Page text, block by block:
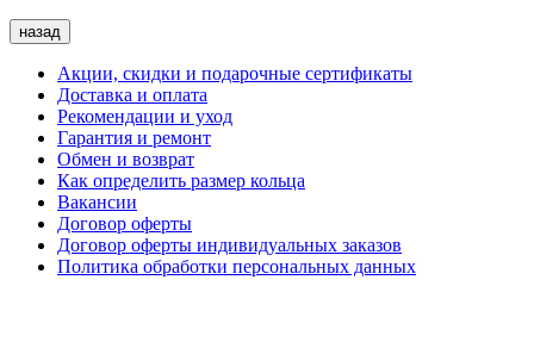
назад
Акции, скидки и подарочные сертификаты
Доставка и оплата
Рекомендации и уход
Гарантия и ремонт
Обмен и возврат
Как определить размер кольца
Вакансии
Договор оферты
Договор оферты индивидуальных заказов
Политика обработки персональных данных